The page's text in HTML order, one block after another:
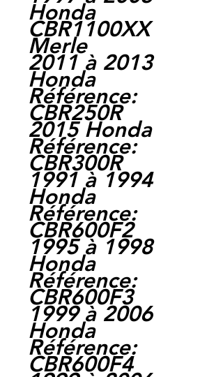
Honda
CBR1100XX
Merle
2011 à 2013
Honda
Référence:
CBR250R
2015 Honda
Référence:
CBR300R
1991 à 1994
Honda
Référence:
CBR600F2
1995 à 1998
Honda
Référence:
CBR600F3
1999 à 2006
Honda
Référence:
CBR600F4